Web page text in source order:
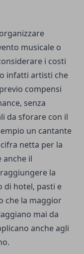
musicale o
i costi
infatti artisti che
compensi
senza
da sforare con il
un cantante
netta per la
anche il
la
di hotel, pasti e
che la maggior
mai da
anche agli